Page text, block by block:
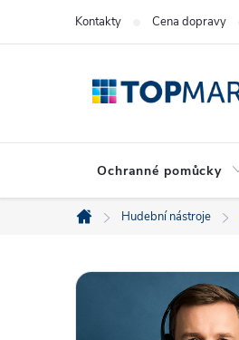
Kontakty Cena dopravy
Ochranné pomůcky
Domů
Hudební nástroje
P